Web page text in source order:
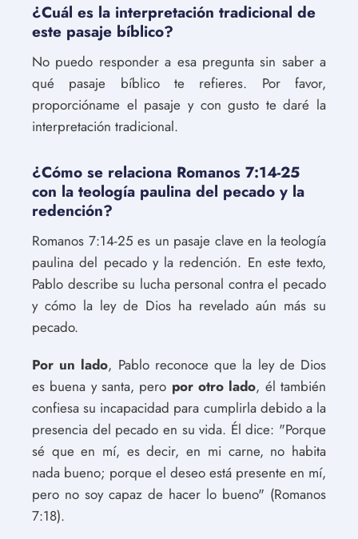
¿Cuál es la interpretación tradicional de
este pasaje bíblico?
No puedo responder a esa pregunta sin saber a
qué pasaje bíblico te refieres. Por favor,
proporcióname el pasaje y con gusto te daré la
interpretación tradicional.
¿Cómo se relaciona Romanos 7:14-25
con la teología paulina del pecado y la
redención?
Romanos 7:14-25 es un pasaje clave en la teología
paulina del pecado y la redención. En este texto,
Pablo describe su lucha personal contra el pecado
y cómo la ley de Dios ha revelado aún más su
pecado.
Por un lado, Pablo reconoce que la ley de Dios
es buena y santa, pero por otro lado, él también
confiesa su incapacidad para cumplirla debido a la
presencia del pecado en su vida. Él dice: "Porque
sé que en mí, es decir, en mi carne, no habita
nada bueno; porque el deseo está presente en mí,
pero no soy capaz de hacer lo bueno" (Romanos
7:18).